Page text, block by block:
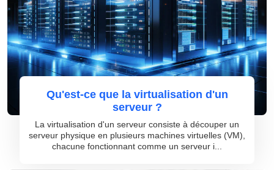
Qu'est-ce que la virtualisation d'un
serveur ?
La virtualisation d'un serveur consiste à découper un
serveur physique en plusieurs machines virtuelles (VM),
chacune fonctionnant comme un serveur i...